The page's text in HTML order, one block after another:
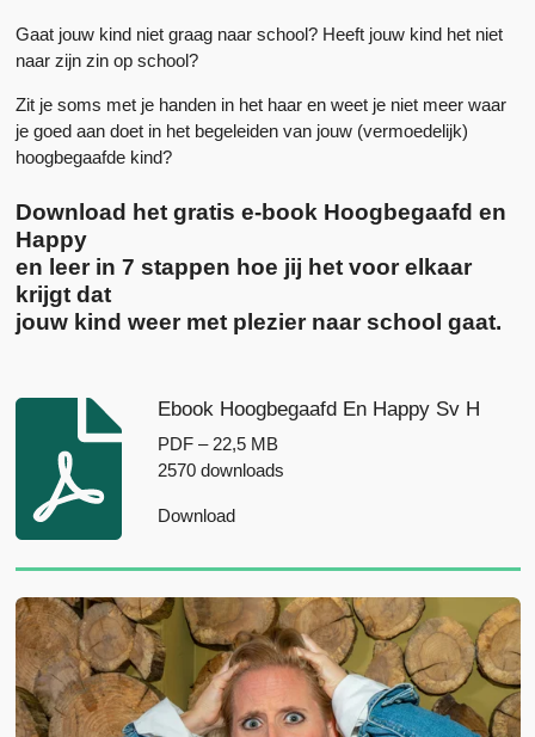
Gaat jouw kind niet graag naar school? Heeft jouw kind het niet
naar zijn zin op school?
Zit je soms met je handen in het haar en weet je niet meer waar
je goed aan doet in het begeleiden van jouw (vermoedelijk)
hoogbegaafde kind?
Download het gratis e-book Hoogbegaafd en
Happy
en leer in 7 stappen hoe jij het voor elkaar
krijgt dat
jouw kind weer met plezier naar school gaat.
Ebook Hoogbegaafd En Happy Sv H
PDF – 22,5 MB
2570 downloads
Download